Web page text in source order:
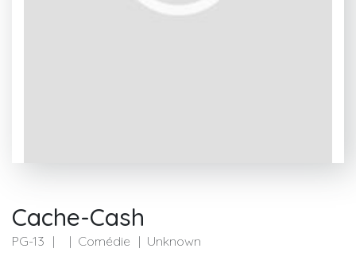
Cache-Cash
PG-13 Comédie Unknown